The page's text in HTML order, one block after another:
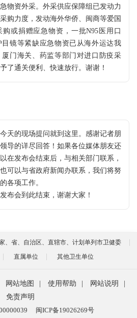
资外采。外采供应保障组已发动力
购力度，发动海外华侨、闽商等爱国
购或捐赠应急物资，一批N95医用口
镜等紧缺应急物资已从海外运达我
门海关、药监等部门对进口防疫采
了通关便利、快速放行。谢谢！
天的现场提问就到这里。感谢记者朋
导的详尽回答！如果各位媒体朋友还
在发布会结束后，与相关部门联系，
可以与省政府新闻办联系，我们将努
各项工作。
会到此结束，谢谢大家！
、省、自治区、直辖市、计划单列市卫健委
直属单位 其他卫生单位
网站地图 使用帮助 网站说明
免责声明
闽ICP备19026269号